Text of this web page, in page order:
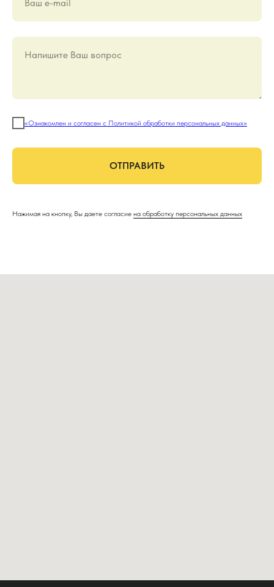
Ваш е-mail
Напишите Ваш вопрос
«Ознакомлен и согласен с Политикой обработки персональных данных»
ОТПРАВИТЬ
Нажимая на кнопку, Вы даете согласие на обработку персональных данных